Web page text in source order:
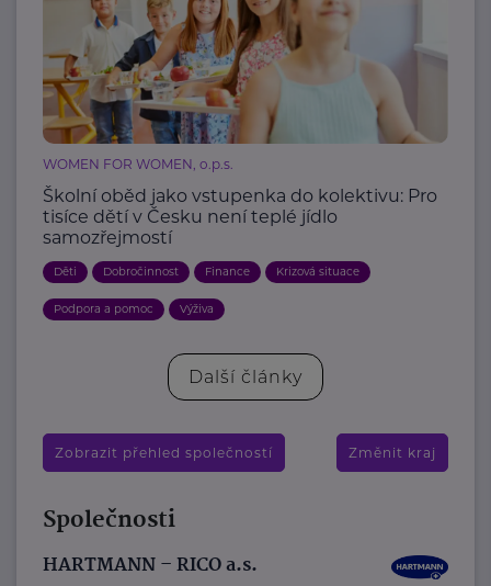
WOMEN FOR WOMEN, o.p.s.
Školní oběd jako vstupenka do kolektivu: Pro
tisíce dětí v Česku není teplé jídlo
samozřejmostí
Děti Dobročinnost Finance Krizová situace
Podpora a pomoc Výživa
Další články
Zobrazit přehled společností Změnit kraj
Společnosti
HARTMANN – RICO a.s.